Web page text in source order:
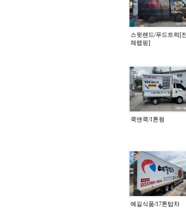
스윗랜드/푸드트럭[
체랩핑]
쿡앤쿡/1톤윙
예길식품/17톤탑차